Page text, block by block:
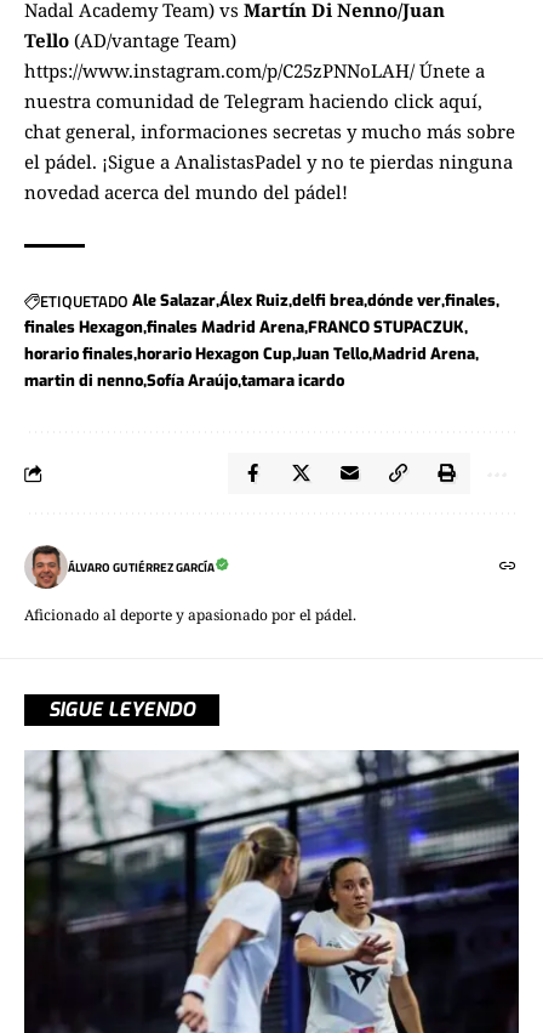
Nadal Academy Team) vs Martín Di Nenno/Juan
Tello (AD/vantage Team)
https://www.instagram.com/p/C25zPNNoLAH/ Únete a
nuestra comunidad de Telegram haciendo click aquí,
chat general, informaciones secretas y mucho más sobre
el pádel. ¡Sigue a AnalistasPadel y no te pierdas ninguna
novedad acerca del mundo del pádel!
ETIQUETADO Ale SalazarÁlex Ruizdelfi breadónde verfinales
finales Hexagonfinales Madrid ArenaFRANCO STUPACZUK
horario finaleshorario Hexagon CupJuan TelloMadrid Arena
martin di nennoSofía Araújotamara icardo
ÁLVARO GUTIÉRREZ GARCÍA
Aficionado al deporte y apasionado por el pádel.
SIGUE LEYENDO